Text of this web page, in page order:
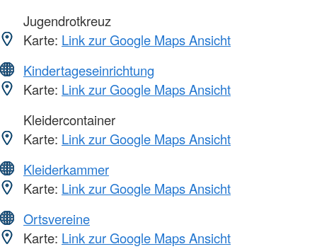
Jugendrotkreuz
Karte: Link zur Google Maps Ansicht
Kindertageseinrichtung
Karte: Link zur Google Maps Ansicht
Kleidercontainer
Karte: Link zur Google Maps Ansicht
Kleiderkammer
Karte: Link zur Google Maps Ansicht
Ortsvereine
Karte: Link zur Google Maps Ansicht